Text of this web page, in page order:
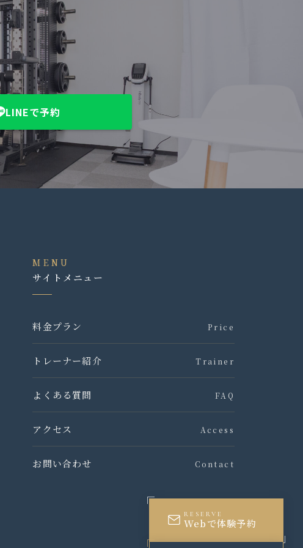
LINEで予約
RESERVE
Webで体験予約
MENU
サイトメニュー
料金プラン Price
トレーナー紹介 Trainer
よくある質問 FAQ
アクセス Access
お問い合わせ Contact